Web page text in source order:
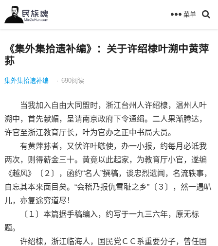
菜单
《集外集拾遗补编》：关于许绍棣叶溯中黄萍
荪
集外集拾遗补编 · 690阅读
当我加入自由大同盟时，浙江台州人许绍棣，温州人叶
溯中，首先献媚，呈请南京政府下令通缉。二人果渐腾达，
许官至浙江教育厅长，叶为官办之正中书局大员。
有黄萍荪者，又伏许叶嗾使，办一小报，约每月必诋我
两次，则得薪金三十。黄竟以此起家，为教育厅小官，遂编
《越风》〔２〕，函约“名人”撰稿，谈忠烈遗闻，名流轶事，
自忘其本来面目矣。“会稽乃报仇雪耻之乡”〔３〕，然一遇叭
儿，亦复途穷道尽！
〔１〕本篇据手稿编入，约写于一九三六年，原无标
题。
许绍棣，浙江临海人，国民党ＣＣ系重要分子，曾任国